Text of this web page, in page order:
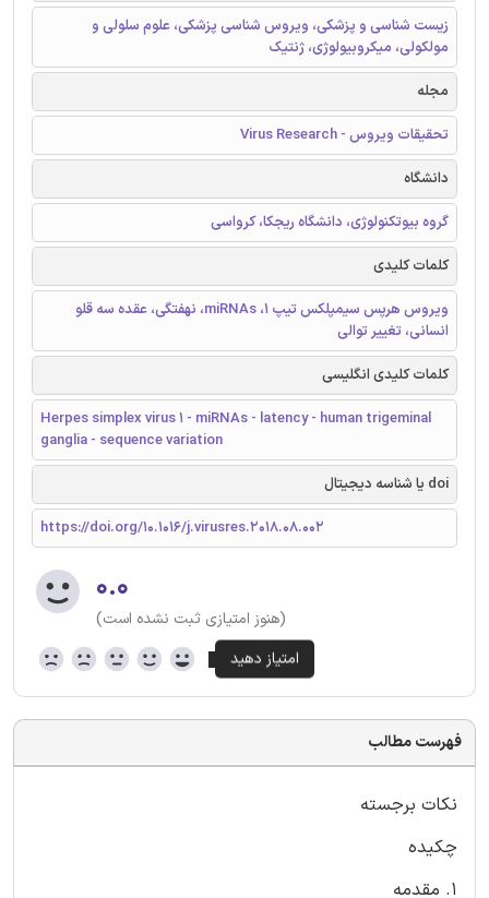
زیست شناسی و پزشکی، ویروس شناسی پزشکی، علوم سلولی و
مولکولی، میکروبیولوژی، ژنتیک
مجله
تحقیقات ویروس - Virus Research
دانشگاه
گروه بیوتکنولوژی، دانشگاه ریجکا، کرواسی
کلمات کلیدی
ویروس هرپس سیمپلکس تیپ 1، miRNAs، نهفتگی، عقده سه قلو
انسانی، تغییر توالی
کلمات کلیدی انگلیسی
Herpes simplex virus 1 - miRNAs - latency - human trigeminal
ganglia - sequence variation
doi یا شناسه دیجیتال
https://doi.org/10.1016/j.virusres.2018.08.002
۰.۰
(هنوز امتیازی ثبت نشده است)
فهرست مطالب
نکات برجسته
چکیده
1. مقدمه